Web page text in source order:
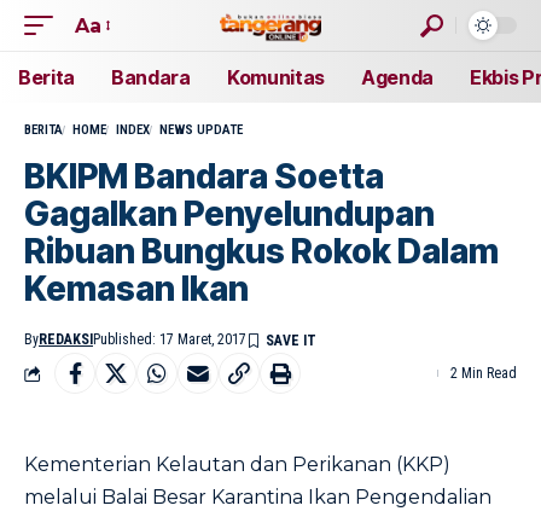
Aa
Berita Bandara Komunitas Agenda Ekbis
BERITA HOME INDEX NEWS UPDATE
BKIPM Bandara Soetta
Gagalkan Penyelundupan
Ribuan Bungkus Rokok Dalam
Kemasan Ikan
ByREDAKSI Published: 17 Maret, 2017
2 Min Read
Kementerian Kelautan dan Perikanan (KKP)
melalui Balai Besar Karantina Ikan Pengendalian